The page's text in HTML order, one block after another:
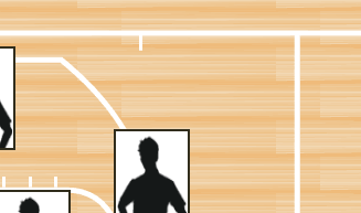
[迪伦-哈珀] 抢到防守篮板
[朱利叶斯-兰德尔] 后仰跳投不中
[杰登-麦克丹尼尔斯] 抢到防守篮板
[德温-瓦塞尔] 12英尺处干拔跳投不中
[斯蒂芬-卡斯尔] 换人 [朱利安-尚帕尼]
[马刺] 全场(60秒)暂停
[鲁迪-戈贝尔] 换人 [小特伦斯-香农]